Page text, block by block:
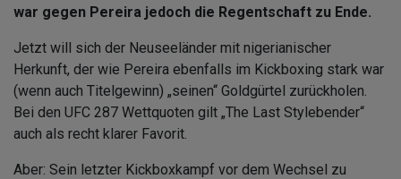
war gegen Pereira jedoch die Regentschaft zu Ende.
Jetzt will sich der Neuseeländer mit nigerianischer
Herkunft, der wie Pereira ebenfalls im Kickboxing stark war
(wenn auch Titelgewinn) „seinen“ Goldgürtel zurückholen.
Bei den UFC 287 Wettquoten gilt „The Last Stylebender“
auch als recht klarer Favorit.
Aber: Sein letzter Kickboxkampf vor dem Wechsel zu